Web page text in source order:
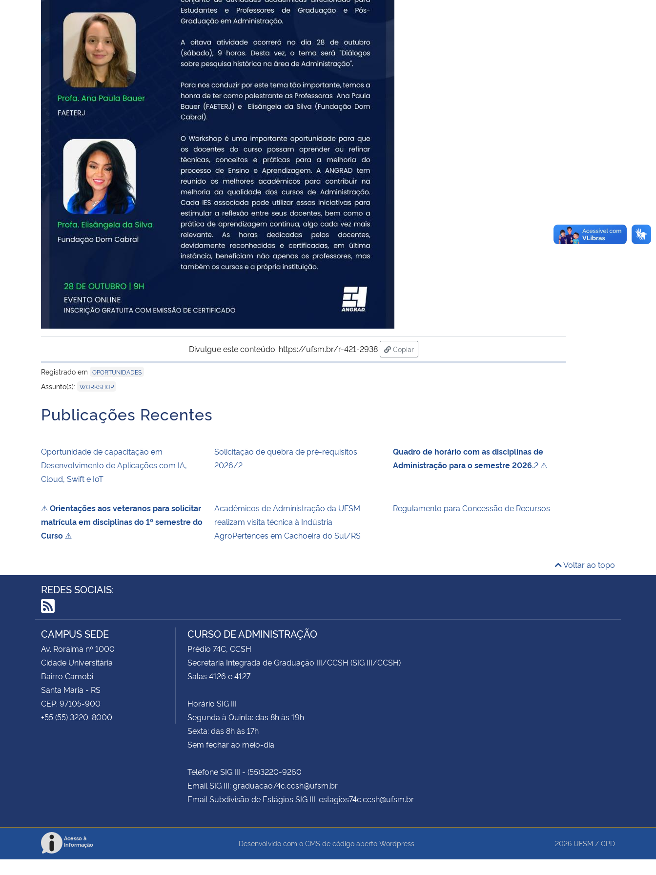
Divulgue este conteúdo: https://ufsm.br/r-421-2938
Copiar
para área de transferência
Registrado em OPORTUNIDADES
Assunto(s): WORKSHOP
Publicações Recentes
Oportunidade de capacitação em
Desenvolvimento de Aplicações com IA,
Cloud, Swift e IoT
Solicitação de quebra de pré-requisitos
2026/2
Quadro de horário com as disciplinas de
Administração para o semestre 2026.2 ⚠
⚠ Orientações aos veteranos para solicitar
matrícula em disciplinas do 1º semestre do
Curso ⚠
Acadêmicos de Administração da UFSM
realizam visita técnica à Indústria
AgroPertences em Cachoeira do Sul/RS
Regulamento para Concessão de Recursos
Voltar ao topo
REDES SOCIAIS:
RSS
CAMPUS SEDE
Av. Roraima nº 1000
Cidade Universitária
Bairro Camobi
Santa Maria - RS
CEP: 97105-900
+55 (55) 3220-8000
CURSO DE ADMINISTRAÇÃO
Prédio 74C, CCSH
Secretaria Integrada de Graduação III/CCSH (SIG III/CCSH)
Salas 4126 e 4127
Horário SIG III
Segunda à Quinta: das 8h às 19h
Sexta: das 8h às 17h
Sem fechar ao meio-dia
Telefone SIG III - (55)3220-9260
Email SIG III: graduacao74c.ccsh@ufsm.br
Email Subdivisão de Estágios SIG III: estagios74c.ccsh@ufsm.br
Acesso à
Informação
Desenvolvido com o CMS de código aberto Wordpress 2026 UFSM / CPD